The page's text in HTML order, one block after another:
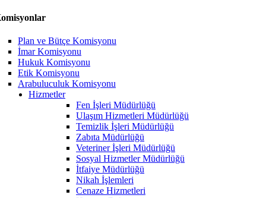
Plan ve Bütçe Komisyonu
İmar Komisyonu
Hukuk Komisyonu
Etik Komisyonu
Arabuluculuk Komisyonu
Hizmetler
Fen İşleri Müdürlüğü
Ulaşım Hizmetleri Müdürlüğü
Temizlik İşleri Müdürlüğü
Zabıta Müdürlüğü
Veteriner İşleri Müdürlüğü
Sosyal Hizmetler Müdürlüğü
İtfaiye Müdürlüğü
Nikah İşlemleri
Cenaze Hizmetleri